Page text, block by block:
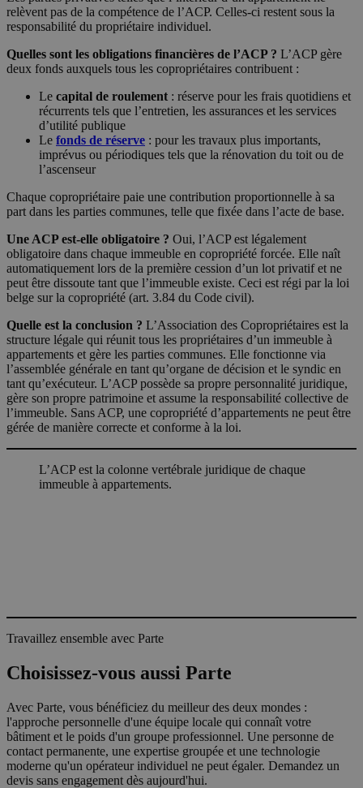
relèvent pas de la compétence de l’ACP. Celles-ci restent sous la
responsabilité du propriétaire individuel.
Quelles sont les obligations financières de l’ACP ? L’ACP gère
deux fonds auxquels tous les copropriétaires contribuent :
Le capital de roulement : réserve pour les frais quotidiens et
récurrents tels que l’entretien, les assurances et les services
d’utilité publique
Le fonds de réserve : pour les travaux plus importants,
imprévus ou périodiques tels que la rénovation du toit ou de
l’ascenseur
Chaque copropriétaire paie une contribution proportionnelle à sa
part dans les parties communes, telle que fixée dans l’acte de base.
Une ACP est-elle obligatoire ? Oui, l’ACP est légalement
obligatoire dans chaque immeuble en copropriété forcée. Elle naît
automatiquement lors de la première cession d’un lot privatif et ne
peut être dissoute tant que l’immeuble existe. Ceci est régi par la loi
belge sur la copropriété (art. 3.84 du Code civil).
Quelle est la conclusion ? L’Association des Copropriétaires est la
structure légale qui réunit tous les propriétaires d’un immeuble à
appartements et gère les parties communes. Elle fonctionne via
l’assemblée générale en tant qu’organe de décision et le syndic en
tant qu’exécuteur. L’ACP possède sa propre personnalité juridique,
gère son propre patrimoine et assume la responsabilité collective de
l’immeuble. Sans ACP, une copropriété d’appartements ne peut être
gérée de manière correcte et conforme à la loi.
L’ACP est la colonne vertébrale juridique de chaque
immeuble à appartements.
Travaillez ensemble avec Parte
Choisissez-vous aussi Parte
Avec Parte, vous bénéficiez du meilleur des deux mondes :
l'approche personnelle d'une équipe locale qui connaît votre
bâtiment et le poids d'un groupe professionnel. Une personne de
contact permanente, une expertise groupée et une technologie
moderne qu'un opérateur individuel ne peut égaler. Demandez un
devis sans engagement dès aujourd'hui.